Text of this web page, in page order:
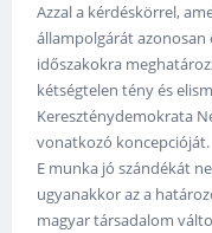
Azzal a kérdéskörrel,
állampolgárát
időszakokra
kétségtelen tény és
Kereszténydemokrata
vonatkozó koncepcióját.
E munka jó szándékát
ugyanakkor az a
magyar társadalom